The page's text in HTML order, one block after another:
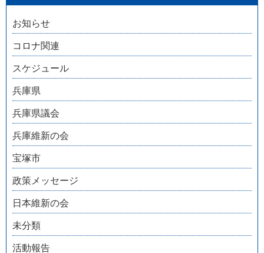
お知らせ
コロナ関連
スケジュール
兵庫県
兵庫県議会
兵庫維新の会
宝塚市
政策メッセージ
日本維新の会
未分類
活動報告